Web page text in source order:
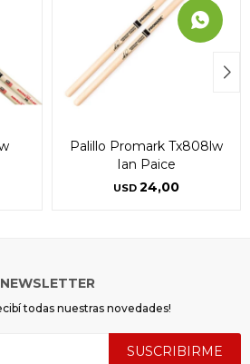
Palillo Promark Tx808lw
Ian Paice
USD 24,00
NEWSLETTER
todas nuestras novedades!
SUSCRIBIRME